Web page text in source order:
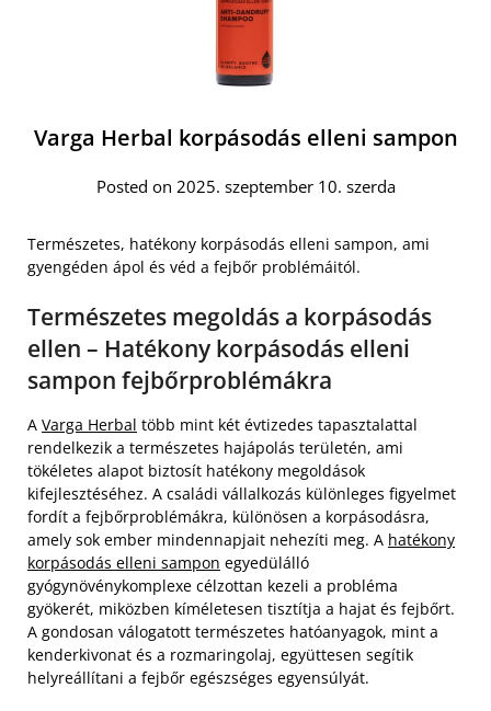
Varga Herbal korpásodás elleni sampon
Posted on 2025. szeptember 10. szerda
Természetes, hatékony korpásodás elleni sampon, ami
gyengéden ápol és véd a fejbőr problémáitól.
Természetes megoldás a korpásodás
ellen – Hatékony korpásodás elleni
sampon fejbőrproblémákra
A Varga Herbal több mint két évtizedes tapasztalattal
rendelkezik a természetes hajápolás területén, ami
tökéletes alapot biztosít hatékony megoldások
kifejlesztéséhez. A családi vállalkozás különleges figyelmet
fordít a fejbőrproblémákra, különösen a korpásodásra,
amely sok ember mindennapjait nehezíti meg. A hatékony
korpásodás elleni sampon egyedülálló
gyógynövénykomplexe célzottan kezeli a probléma
gyökerét, miközben kíméletesen tisztítja a hajat és fejbőrt.
A gondosan válogatott természetes hatóanyagok, mint a
kenderkivonat és a rozmaringolaj, együttesen segítik
helyreállítani a fejbőr egészséges egyensúlyát.